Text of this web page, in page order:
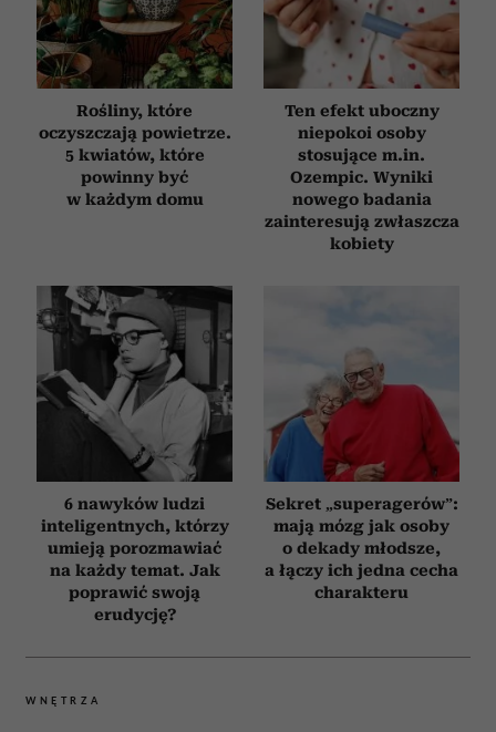
Rośliny, które
oczyszczają powietrze.
5 kwiatów, które
powinny być
w każdym domu
Ten efekt uboczny
niepokoi osoby
stosujące m.in.
Ozempic. Wyniki
nowego badania
zainteresują zwłaszcza
kobiety
6 nawyków ludzi
inteligentnych, którzy
umieją porozmawiać
na każdy temat. Jak
poprawić swoją
erudycję?
Sekret „superagerów”:
mają mózg jak osoby
o dekady młodsze,
a łączy ich jedna cecha
charakteru
WNĘTRZA